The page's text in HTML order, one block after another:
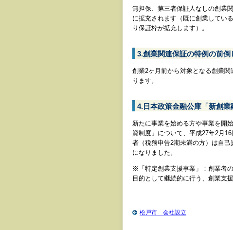
無担保、第三者保証人なしの創業
に拡充されます（既に創業してい
り保証枠が拡充します）。
3.創業関連保証の特例の前倒
創業2ヶ月前から対象となる創業
ります。
4.日本政策金融公庫「新創
新たに事業を始める方や事業を開
資制度」について、平成27年2月
者（税務申告2期未満の方）は自
になりました。
※「特定創業支援事業」：創業者
目的として継続的に行う、創業支
松戸市 会社設立